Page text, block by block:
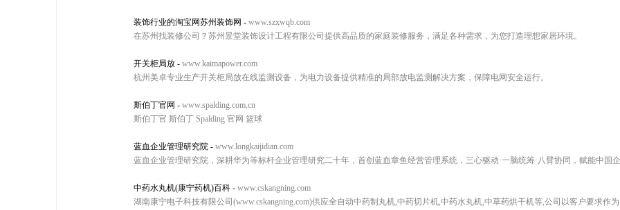
装饰行业的淘宝网苏州装饰网 - www.szxwqb.com
在苏州找装修公司？苏州景堂装饰设计工程有限公司提供高品质的家庭装修服务，满足各种需求，为您打造理想家居环境。
开关柜局放 - www.kaimapower.com
杭州美卓专业生产开关柜局放在线监测设备，为电力设备提供精准的局部放电监测解决方案，保障电网安全运行。
斯伯丁官网 - www.spalding.com.cn
斯伯丁官 斯伯丁 Spalding 官网 篮球
蓝血企业管理研究院 - www.longkaijidian.com
蓝血企业管理研究院，深耕华为等标杆企业管理研究二十年，首创蓝血章鱼经营管理系统，三心驱动·一脑统筹·八臂协同，赋能中国
中药水丸机(康宁药机)百科 - www.cskangning.com
湖南康宁电子科技有限公司(www.cskangning.com)供应全自动中药制丸机,中药切片机,中药水丸机,中草药烘干机等,公司以客户要求作